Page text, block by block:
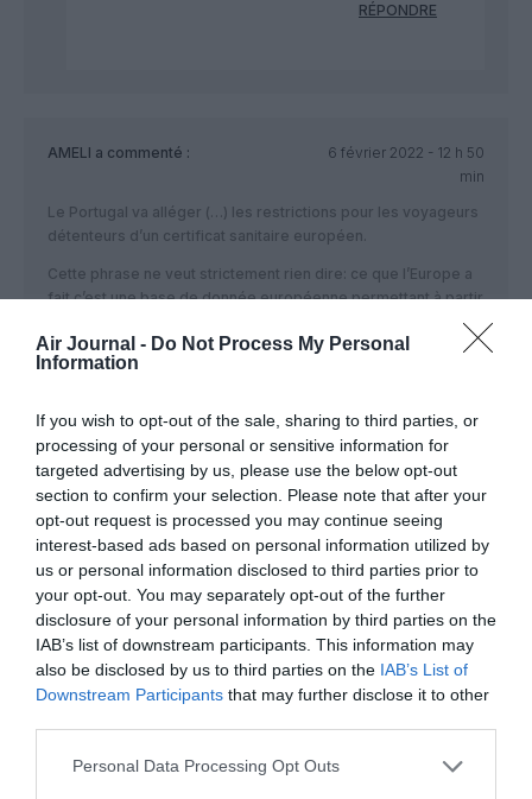
Air Journal - Do Not Process My Personal
Information
If you wish to opt-out of the sale, sharing to third parties, or
processing of your personal or sensitive information for
targeted advertising by us, please use the below opt-out
section to confirm your selection. Please note that after your
opt-out request is processed you may continue seeing
interest-based ads based on personal information utilized by
us or personal information disclosed to third parties prior to
your opt-out. You may separately opt-out of the further
disclosure of your personal information by third parties on the
IAB’s list of downstream participants. This information may
also be disclosed by us to third parties on the IAB’s List of
Downstream Participants that may further disclose it to other
Personal Data Processing Opt Outs
RÉPONDRE
AMELI a commenté :
6 février 2022 - 12 h 50
min
Le Portugal va alléger (…) les restrictions pour les voyageurs
détenteurs d’un certificat sanitaire européen.
Cette phrase ne veut strictement rien dire: ce que l’Europe a
fait c’est une base de donnée européenne permettant à partir
quand.
doses je suis devenu un malfrat antivax réactionnaire
poujadiste mangeur d’enfants (vivants) en France, où les 3
doses sont devenues une obligation déguisée sous peine de
se faire emm**der par notre leader “penser printemps”.
RÉPONDRE
Lafa commenté :
6 février 2022 - 23 h 37
min
Faut il toujours pour aller au Portugal remplir le formulaire
RÉPONDRE